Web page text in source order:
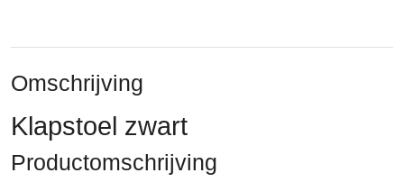
Omschrijving
Klapstoel zwart
Productomschrijving